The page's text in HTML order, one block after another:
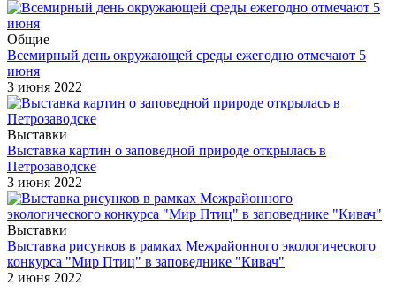
Общие
Всемирный день окружающей среды ежегодно отмечают 5
июня
3 июня 2022
Выставки
Выставка картин о заповедной природе открылась в
Петрозаводске
3 июня 2022
Выставки
Выставка рисунков в рамках Межрайонного экологического
конкурса "Мир Птиц" в заповеднике "Кивач"
2 июня 2022